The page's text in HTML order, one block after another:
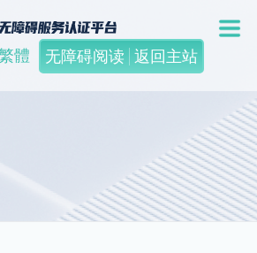
體 无障碍阅读 返回主站